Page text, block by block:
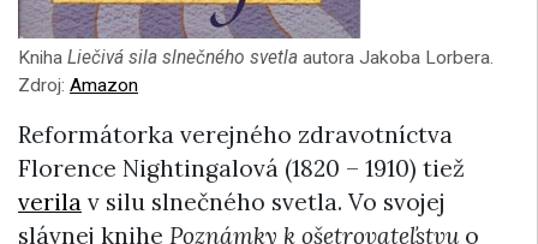
Kniha Liečivá sila slnečného svetla autora Jakoba Lorbera.
Zdroj: Amazon
Reformátorka verejného zdravotníctva
Florence Nightingalová (1820 – 1910) tiež
verila v silu slnečného svetla. Vo svojej
slávnej knihe Poznámky k ošetrovateľstvuo